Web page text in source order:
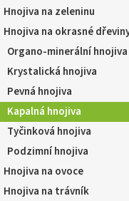
Hnojiva na zeleninu
Hnojiva na okrasné
Organo-minerální hnojiva
Krystalická hnojiva
Pevná hnojiva
Kapalná hnojiva
Tyčinková hnojiva
Podzimní hnojiva
Hnojiva na ovoce
Hnojiva na trávník